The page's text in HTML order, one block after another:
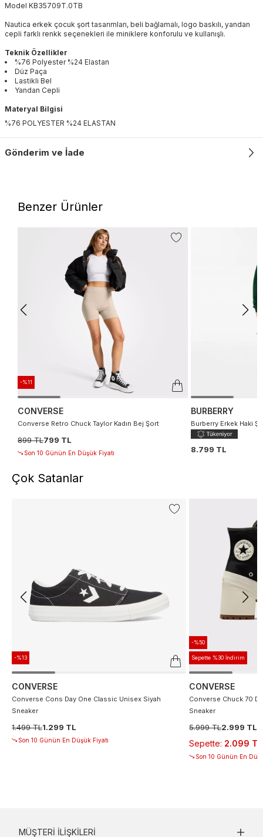
Model KB35709T.0TB
Nautica erkek çocuk şort tasarımları, beli bağlamalı, logo baskılı, yandan
cepli farklı renkk seçenekleri ile miniklere konforulu ve kullanışlı.
Teknik Özellikler
%76 Polyester %24 Elastan
Düz Paça
Lastikli Bel
Yandan Cepli
Materyal Bilgisi
%76 POLYESTER %24 ELASTAN
Gönderim ve İade
Benzer Ürünler
-%11
CONVERSE
Converse Retro Chuck Taylor Kadın Bej Şort
899 TL799 TL
Son 10 Günün En Düşük Fiyatı
BURBERRY
Burberry Erkek Haki
8.799 TL
Çok Satanlar
-%13
CONVERSE
Converse Cons Day One Classic Unisex Siyah
Sneaker
1.499 TL1.299 TL
Son 10 Günün En Düşük Fiyatı
-%50
Sepette %30 İndirim
CONVERSE
Converse Chuck 70
Sneaker
5.999 TL2.999 TL
Sepette: 2.099 TL
Son 10 Günün En
MÜŞTERI İLIŞKILERI